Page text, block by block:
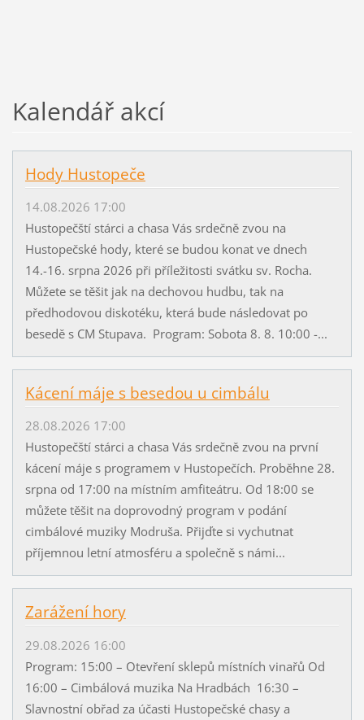
Kalendář akcí
Hody Hustopeče
14.08.2026 17:00
Hustopečští stárci a chasa Vás srdečně zvou na
Hustopečské hody, které se budou konat ve dnech
14.-16. srpna 2026 při příležitosti svátku sv. Rocha.
Můžete se těšit jak na dechovou hudbu, tak na
předhodovou diskotéku, která bude následovat po
besedě s CM Stupava. Program: Sobota 8. 8. 10:00 -...
Kácení máje s besedou u cimbálu
28.08.2026 17:00
Hustopečští stárci a chasa Vás srdečně zvou na první
kácení máje s programem v Hustopečích. Proběhne 28.
srpna od 17:00 na místním amfiteátru. Od 18:00 se
můžete těšit na doprovodný program v podání
cimbálové muziky Modruša. Přijďte si vychutnat
příjemnou letní atmosféru a společně s námi...
Zarážení hory
29.08.2026 16:00
Program: 15:00 – Otevření sklepů místních vinařů Od
16:00 – Cimbálová muzika Na Hradbách 16:30 –
Slavnostní obřad za účasti Hustopečské chasy a